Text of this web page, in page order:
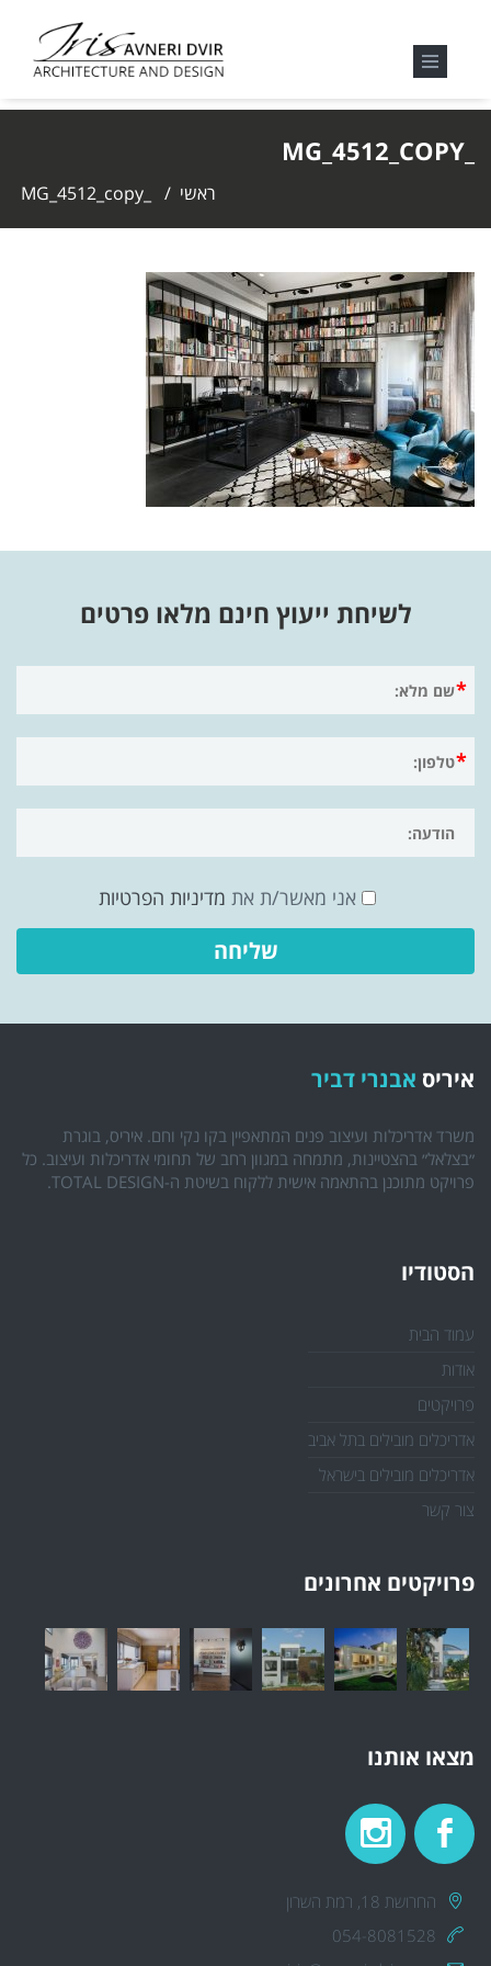
ראשי /
לשיחת ייעוץ חינם מלאו פרטים
אני מאשר/ת את מדיניות הפרטיות
איריס אבנרי דביר
משרד אדריכלות ועיצוב פנים המתאפיין בקו נקי וחם. איריס, בוגרת
״בצלאל״ בהצטיינות, מתמחה במגוון רחב של תחומי אדריכלות ועיצוב. כל
פרויקט מתוכנן בהתאמה אישית ללקוח בשיטת ה-TOTAL DESIGN.
הסטודיו
עמוד הבית
אודות
פרויקטים
אדריכלים מובילים בתל אביב
אדריכלים מובילים בישראל
צור קשר
פרויקטים אחרונים
מצאו אותנו
החרושת 18, רמת השרון
054-8081528